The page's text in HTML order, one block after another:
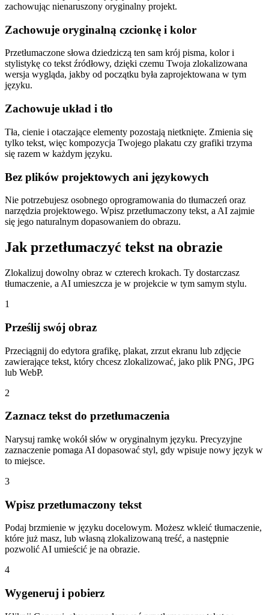
zachowując nienaruszony oryginalny projekt.
Zachowuje oryginalną czcionkę i kolor
Przetłumaczone słowa dziedziczą ten sam krój pisma, kolor i
stylistykę co tekst źródłowy, dzięki czemu Twoja zlokalizowana
wersja wygląda, jakby od początku była zaprojektowana w tym
języku.
Zachowuje układ i tło
Tła, cienie i otaczające elementy pozostają nietknięte. Zmienia się
tylko tekst, więc kompozycja Twojego plakatu czy grafiki trzyma
się razem w każdym języku.
Bez plików projektowych ani językowych
Nie potrzebujesz osobnego oprogramowania do tłumaczeń oraz
narzędzia projektowego. Wpisz przetłumaczony tekst, a AI zajmie
się jego naturalnym dopasowaniem do obrazu.
Jak przetłumaczyć tekst na obrazie
Zlokalizuj dowolny obraz w czterech krokach. Ty dostarczasz
tłumaczenie, a AI umieszcza je w projekcie w tym samym stylu.
1
Prześlij swój obraz
Przeciągnij do edytora grafikę, plakat, zrzut ekranu lub zdjęcie
zawierające tekst, który chcesz zlokalizować, jako plik PNG, JPG
lub WebP.
2
Zaznacz tekst do przetłumaczenia
Narysuj ramkę wokół słów w oryginalnym języku. Precyzyjne
zaznaczenie pomaga AI dopasować styl, gdy wpisuje nowy język w
to miejsce.
3
Wpisz przetłumaczony tekst
Podaj brzmienie w języku docelowym. Możesz wkleić tłumaczenie,
które już masz, lub własną zlokalizowaną treść, a następnie
pozwolić AI umieścić je na obrazie.
4
Wygeneruj i pobierz